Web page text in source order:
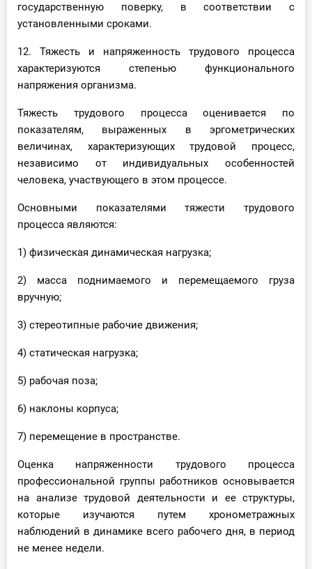
государственную поверку, в соответствии с
установленными сроками.
12. Тяжесть и напряженность трудового процесса
характеризуются степенью функционального
напряжения организма.
Тяжесть трудового процесса оценивается по
показателям, выраженных в эргометрических
величинах, характеризующих трудовой процесс,
независимо от индивидуальных особенностей
человека, участвующего в этом процессе.
Основными показателями тяжести трудового
процесса являются:
1) физическая динамическая нагрузка;
2) масса поднимаемого и перемещаемого груза
вручную;
3) стереотипные рабочие движения;
4) статическая нагрузка;
5) рабочая поза;
6) наклоны корпуса;
7) перемещение в пространстве.
Оценка напряженности трудового процесса
профессиональной группы работников основывается
на анализе трудовой деятельности и ее структуры,
которые изучаются путем хронометражных
наблюдений в динамике всего рабочего дня, в период
не менее недели.